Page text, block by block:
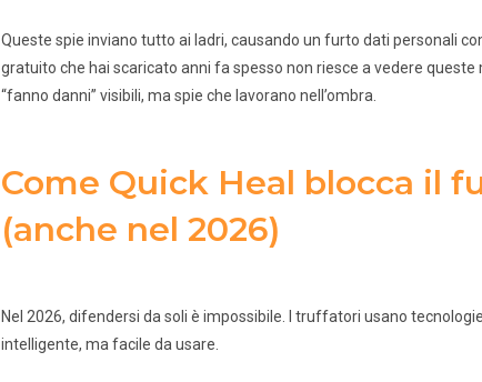
Queste spie inviano tutto ai ladri, causando un furto dati personali
gratuito che hai scaricato anni fa spesso non riesce a vedere
“fanno danni” visibili, ma spie che lavorano nell’ombra.
Come Quick Heal blocca il
(anche nel 2026)
Nel 2026, difendersi da soli è impossibile. I truffatori usano
intelligente, ma facile da usare.